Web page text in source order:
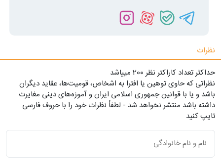
نظرات
حداکثر تعداد کاراکتر نظر 200 ميياشد
نظراتی که حاوی توهین یا افترا به اشخاص، قومیت‌ها، عقاید دیگران
باشد و یا با قوانین جمهوری اسلامی ایران و آموزه‌های دینی مغایرت
داشته باشد منتشر نخواهد شد - لطفاً نظرات خود را با حروف فارسی
تایپ کنید